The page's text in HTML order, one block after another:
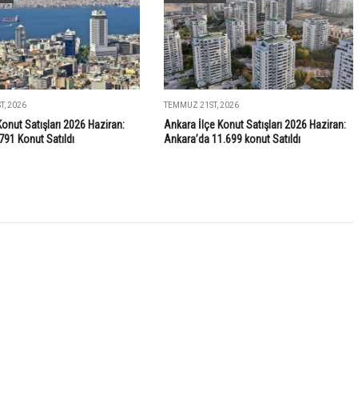
2026
Satışları 2026 Haziran:
Konut Satıldı
TEMMUZ 21ST, 2026
Ankara İlçe Konut Satışları 2026 Haziran:
Ankara’da 11.699 konut Satıldı